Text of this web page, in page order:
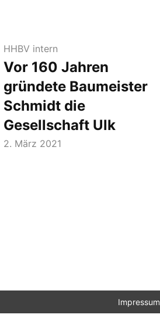
HHBV intern
Vor 160 Jahren
gründete Baumeister
Schmidt die
Gesellschaft Ulk
2. März 2021
Impressum